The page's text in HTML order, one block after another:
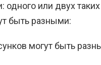
или двух
быть разными:
могут быть